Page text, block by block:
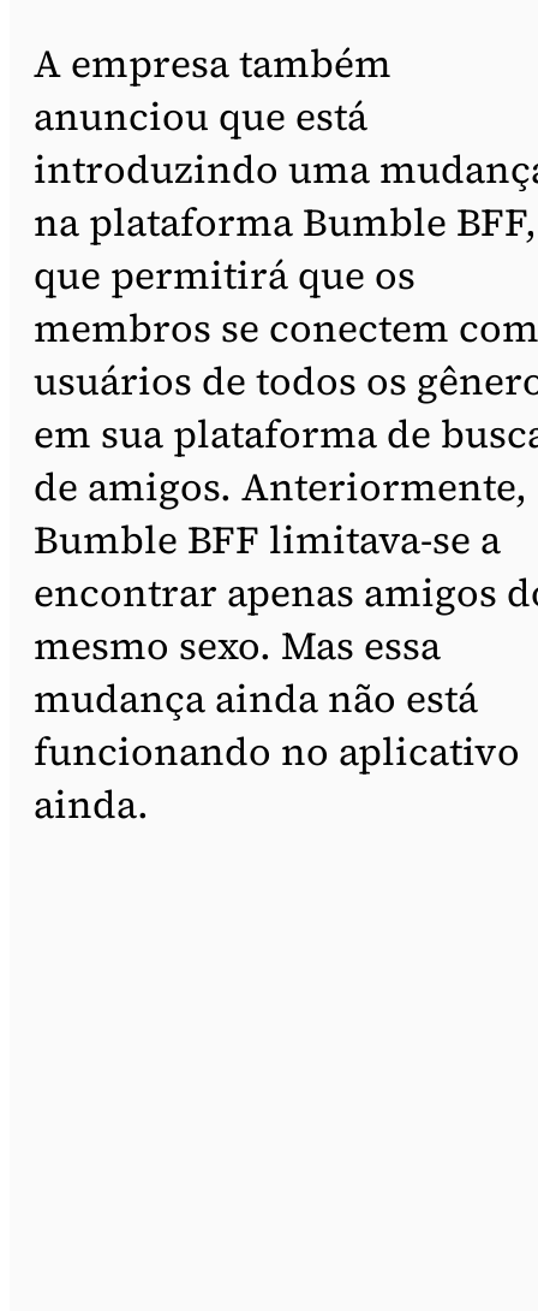
A empresa também
anunciou que está
introduzindo uma
na plataforma Bumble BFF,
que permitirá que os
membros se conectem com
usuários de todos os
em sua plataforma de
de amigos. Anteriormente,
Bumble BFF limitava-se a
encontrar apenas amigos
mesmo sexo. Mas essa
mudança ainda não está
funcionando no aplicativo
ainda.